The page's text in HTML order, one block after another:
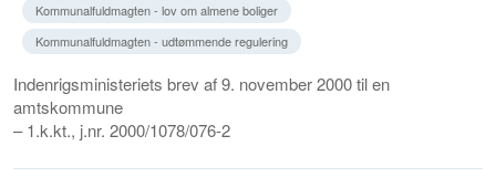
Kommunalfuldmagten - lov om almene boliger
Kommunalfuldmagten - udtømmende regulering
Indenrigsministeriets brev af 9. november 2000 til en
amtskommune
– 1.k.kt., j.nr. 2000/1078/076-2